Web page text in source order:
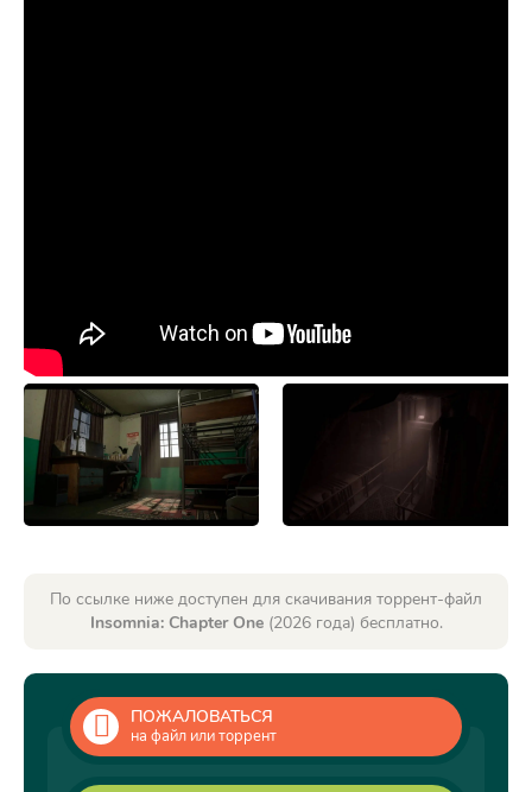
По ссылке ниже доступен для скачивания торрент-файл
Insomnia: Chapter One(2026 года) бесплатно.
ПОЖАЛОВАТЬСЯ
на файл или торрент